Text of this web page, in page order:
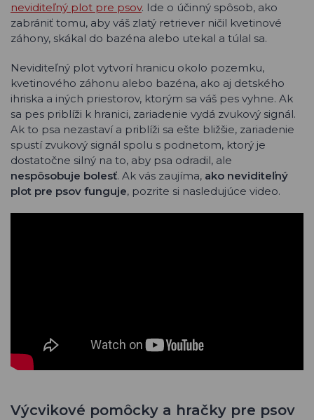
neviditeľný plot pre psov. Ide o účinný spôsob, ako
zabrániť tomu, aby váš zlatý retriever ničil kvetinové
záhony, skákal do bazéna alebo utekal a túlal sa.
Neviditeľný plot vytvorí hranicu okolo pozemku,
kvetinového záhonu alebo bazéna, ako aj detského
ihriska a iných priestorov, ktorým sa váš pes vyhne. Ak
sa pes priblíži k hranici, zariadenie vydá zvukový signál.
Ak to psa nezastaví a priblíži sa ešte bližšie, zariadenie
spustí zvukový signál spolu s podnetom, ktorý je
dostatočne silný na to, aby psa odradil, ale
nespôsobuje bolesť. Ak vás zaujíma, ako neviditeľný
plot pre psov funguje, pozrite si nasledujúce video.
Výcvikové pomôcky a hračky pre psov